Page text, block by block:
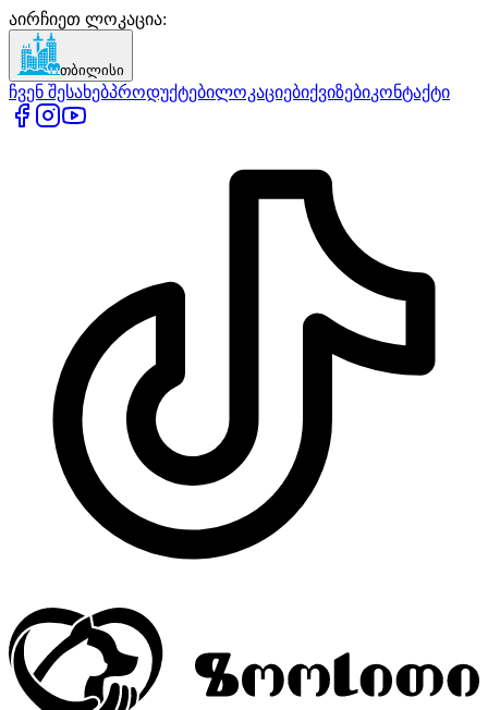
აირჩიეთ ლოკაცია:
თბილისი
ჩვენ შესახებპროდუქტებილოკაციებიქვიზებიკონტაქტი